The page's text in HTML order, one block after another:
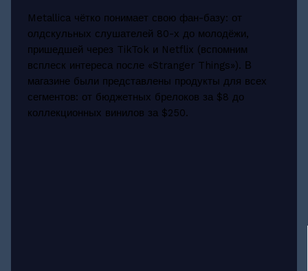
Metallica чётко понимает свою фан-базу: от
олдскульных слушателей 80-х до молодёжи,
пришедшей через TikTok и Netflix (вспомним
всплеск интереса после «Stranger Things»). В
магазине были представлены продукты для всех
сегментов: от бюджетных брелоков за $8 до
коллекционных винилов за $250.